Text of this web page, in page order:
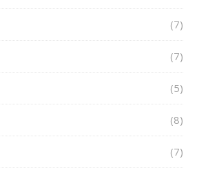
(7)
(7)
(5)
(8)
(7)